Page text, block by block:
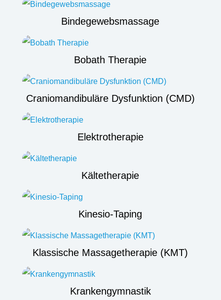
Bindegewebsmassage
Bobath Therapie
Craniomandibuläre Dysfunktion (CMD)
Elektrotherapie
Kältetherapie
Kinesio-Taping
Klassische Massagetherapie (KMT)
Krankengymnastik